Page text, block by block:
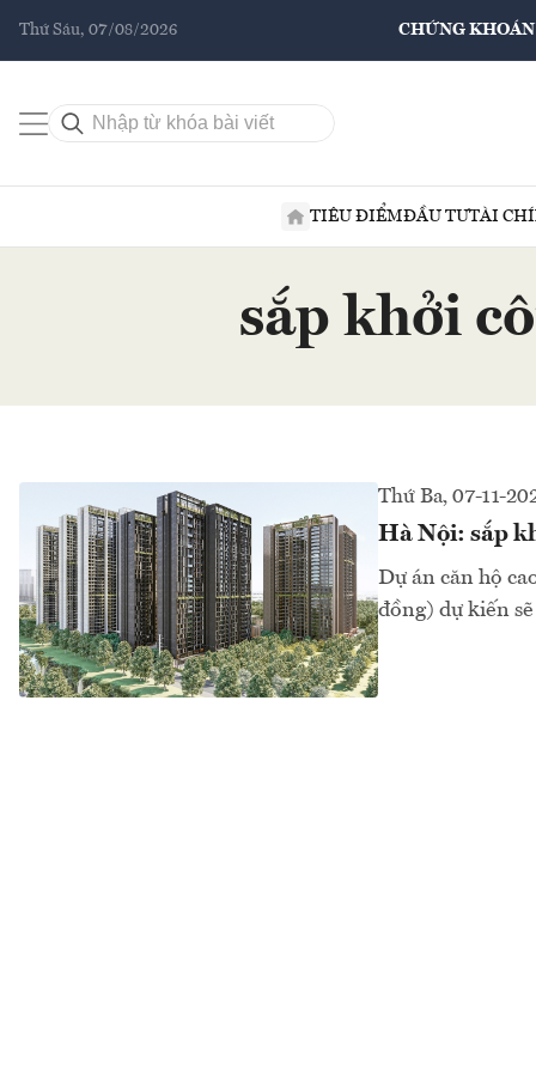
Thứ Sáu, 07/08/2026 CHỨNG KHOÁN
TIÊU ĐIỂMĐẦU TƯTÀI
sắp khởi
Thứ Ba, 07-11-
Hà Nội: sắp
Dự án căn hộ
đồng) dự kiến